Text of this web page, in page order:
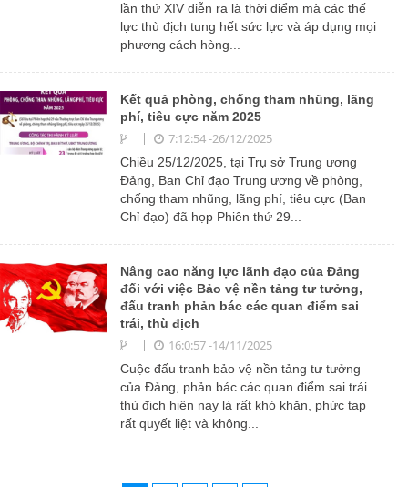
lần thứ XIV diễn ra là thời điểm mà các thế
lực thù địch tung hết sức lực và áp dụng mọi
phương cách hòng...
Kết quả phòng, chống tham nhũng, lãng
phí, tiêu cực năm 2025
7:12:54 -26/12/2025
Chiều 25/12/2025, tại Trụ sở Trung ương
Đảng, Ban Chỉ đạo Trung ương về phòng,
chống tham nhũng, lãng phí, tiêu cực (Ban
Chỉ đạo) đã họp Phiên thứ 29...
Nâng cao năng lực lãnh đạo của Đảng
đối với việc Bảo vệ nền tảng tư tưởng,
đấu tranh phản bác các quan điểm sai
trái, thù địch
16:0:57 -14/11/2025
Cuộc đấu tranh bảo vệ nền tảng tư tưởng
của Đảng, phản bác các quan điểm sai trái
thù địch hiện nay là rất khó khăn, phức tạp
rất quyết liệt và không...